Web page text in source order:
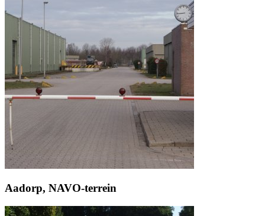
Aadorp, NAVO-terrein